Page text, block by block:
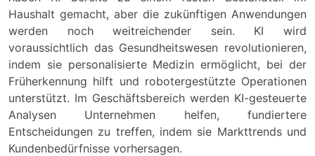
Haushalt gemacht, aber die zukünftigen Anwendungen
werden noch weitreichender sein. KI wird
voraussichtlich das Gesundheitswesen revolutionieren,
indem sie personalisierte Medizin ermöglicht, bei der
Früherkennung hilft und robotergestützte Operationen
unterstützt. Im Geschäftsbereich werden KI-gesteuerte
Analysen Unternehmen helfen, fundiertere
Entscheidungen zu treffen, indem sie Markttrends und
Kundenbedürfnisse vorhersagen.